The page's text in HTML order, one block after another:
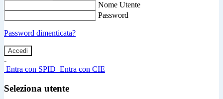
Nome Utente
Password
Password dimenticata?
-
Entra con SPID Entra con CIE
Seleziona utente